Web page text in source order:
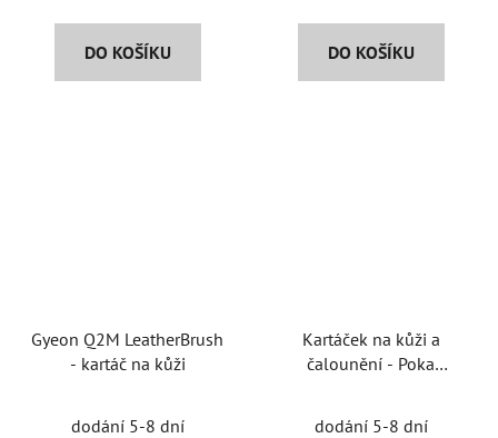
DO KOŠÍKU DO KOŠÍKU
Gyeon Q2M LeatherBrush
- kartáč na kůži
dodání 5-8 dní
Kartáček na kůži a
čalounění - Poka
dodání 5-8 dní